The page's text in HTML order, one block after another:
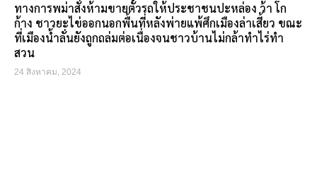
ทางการพม่าสั่งห้ามขายตั๋วรถให้ประชาชนปะหล่อง ว้า โก
ก้าง ชาวยะไข่ออกนอกพื้นที่หลังพ่ายแพ้ศึกเมืองล่าเสี้ยว ขณะ
ที่เมืองน้ำลั่นยังถูกถล่มต่อเนื่องจนชาวบ้านไม่กล้าทำไร่ทำ
สวน
24 สิงหาคม, 2024